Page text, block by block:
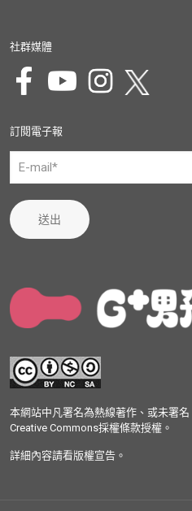
社群媒體
訂閱電子報
送出
本網站中凡署名為熱線著作、或未署
Creative Commons採權條款授權。
詳細內容請看版權宣告。